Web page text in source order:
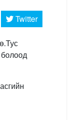
Twitter